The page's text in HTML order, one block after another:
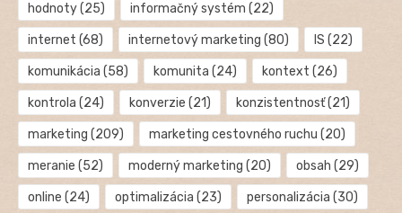
hodnoty(25) informačný systém (22)
internet (68) internetový marketing (80) IS (22)
komunikácia (58) komunita (24) kontext (26)
kontrola (24) konverzie (21) konzistentnosť(21)
marketing (209) marketing cestovného ruchu (20)
meranie (52) moderný marketing (20) obsah (29)
online (24) optimalizácia (23) personalizácia (30)